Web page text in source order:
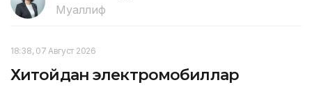
Муаллиф
18:38, 07 Август 2026
Хитойдан электромобиллар